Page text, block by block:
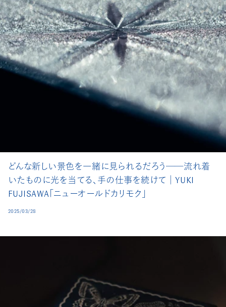
どんな新しい景色を一緒に見られるだろう──流れ着
いたものに光を当てる、手の仕事を続けて│YUKI
FUJISAWA「ニューオールドカリモク」
2025/03/28